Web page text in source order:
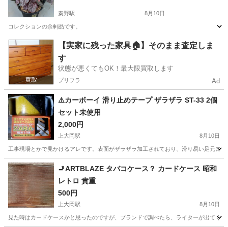
秦野駅 8月10日
コレクションの余剰品です。
神奈川 秦野市 秦野駅 家庭用品
【実家に残った家具🏠】そのまま査定しま
す
状態が悪くてもOK！最大限買取します
プリフラ Ad
⚠️カーボーイ 滑り止めテープ ザラザラ ST-33 2個
セット未使用
2,000円
上大岡駅 8月10日
工事現場とかで見かけるアレです。表面がザラザラ加工されており、滑り易い足元に
神奈川 横浜市 防災、セキュリティ ネット
🚬ARTBLAZE タバコケース？ カードケース 昭和
レトロ 貴重
500円
上大岡駅 8月10日
見た時はカードケースかと思ったのですが、ブランドで調べたら、ライターが出てく